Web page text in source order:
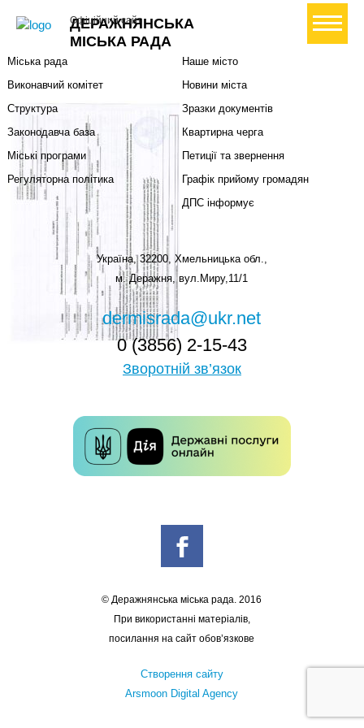
ДЕРАЖНЯНСЬКА
МІСЬКА РАДА
Офіційний сайт+ Створити петицію
Міський голова
Міська рада
Виконавчий комітет
Структура
Законодавча база
Міські програми
Регуляторна політика
Наше місто
Новини міста
Зразки документів
Квартирна черга
Петиції та звернення
Графік прийому громадян
ДПС інформує
Україна, 32200, Хмельницька обл.,
м. Деражня, вул.Миру,11/1
dermisrada@ukr.net
0 (3856) 2-15-43
Зворотній зв’язок
© Деражнянська міська рада. 2016
При використанні матеріалів,
посилання на сайт обов’язкове
Створення сайту
Arsmoon Digital Agency